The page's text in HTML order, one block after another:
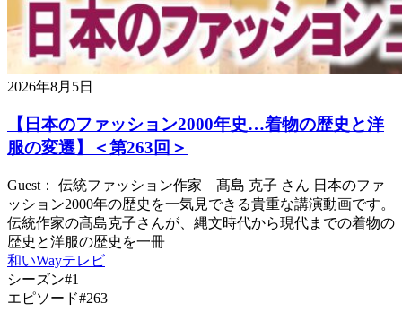
2026年8月5日
【日本のファッション2000年史…着物の歴史と洋
服の変遷】＜第263回＞
Guest： 伝統ファッション作家 髙島 克子 さん 日本のファ
ッション2000年の歴史を一気見できる貴重な講演動画です。
伝統作家の髙島克子さんが、縄文時代から現代までの着物の
歴史と洋服の歴史を一冊
和いWayテレビ
シーズン#1
エピソード#263